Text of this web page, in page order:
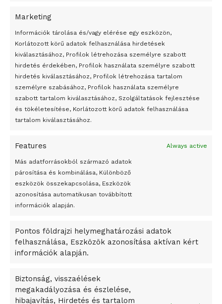
Marketing
Információk tárolása és/vagy elérése egy eszközön,
Korlátozott körű adatok felhasználása hirdetések
kiválasztásához, Profilok létrehozása személyre szabott
hirdetés érdekében, Profilok használata személyre szabott
hirdetés kiválasztásához, Profilok létrehozása tartalom
személyre szabásához, Profilok használata személyre
szabott tartalom kiválasztásához, Szolgáltatások fejlesztése
és tökéletesítése, Korlátozott körű adatok felhasználása
tartalom kiválasztásához.
Features Always active
Más adatforrásokból származó adatok
párosítása és kombinálása, Különböző
eszközök összekapcsolása, Eszközök
azonosítása automatikusan továbbított
információk alapján.
Pontos földrajzi helymeghatározási adatok
felhasználása, Eszközök azonosítása aktívan kért
információk alapján.
Biztonság, visszaélések
megakadályozása és észlelése,
hibajavítás, Hirdetés és tartalom
Átmenetileg szünetelnek az összecsapások Bahmutnál
Egy vagyonért adták el Banksy művét miután elégették.
Az 1950-ben elhunyt alkotók művei szabadon
felhasználhatóvá válnak
Peking – A visegrádi országok zsidó kulturális örökségét
bemutató fotókiállítás nyílt
Megveszi az osztrák Wienerberger az amerikai Meridian
Bricket
A Startup Campus egyetemi programjainak legjobbjai az
A Ringo Starr új albummal jelentkezik
A Vajdasági Magyar Szövetség államtitkárait kinevezték
Dzsingisz kán hódító hadjárata okozta
Kuramagomedov ötödik, Muszukajev elődöntős – Birkózó